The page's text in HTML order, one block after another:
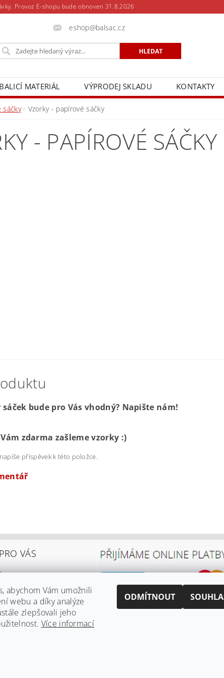
Provoz E-shopu bude obnoven 31.8.2026
eshop@balsac.cz
BALICÍ MATERIÁL VÝPRODEJ SKLADU KONTAKTY
sáčky Vzorky - papírové sáčky
- PAPÍROVÉ SÁČKY
bude pro Vás vhodný? Napište nám!
zdarma zašleme vzorky :)
příspěvek k této položce.
VÁS
osobních údajů
abychom Vám umožnili
webu a díky analýze
zlepšovali jeho
Více informací
ODMÍTNOUT